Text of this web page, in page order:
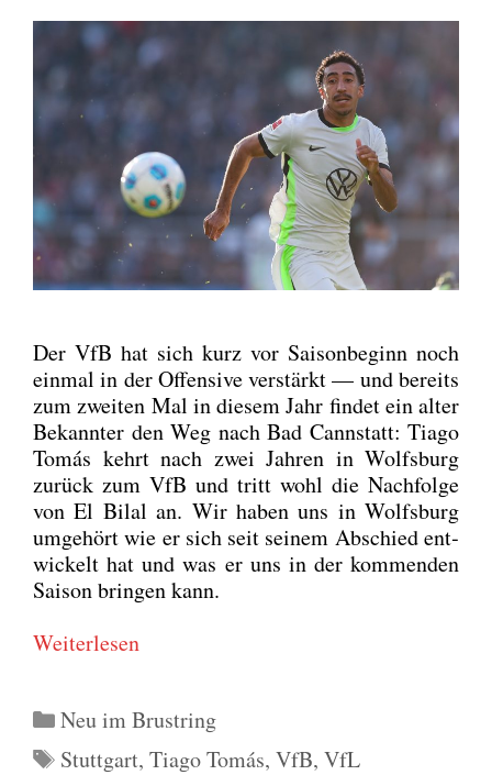
Der VfB hat sich kurz vor Sai­son­be­ginn noch
ein­mal in der Offen­si­ve ver­stärkt — und bereits
zum zwei­ten Mal in die­sem Jahr fin­det ein alter
Bekann­ter den Weg nach Bad Cannstatt: Tia­go
Tomás kehrt nach zwei Jah­ren in Wolfs­burg
zurück zum VfB und tritt wohl die Nach­fol­ge
von El Bil­al an. Wir haben uns in Wolfs­burg
umge­hört wie er sich seit sei­nem Abschied ent­
wi­ckelt hat und was er uns in der kom­men­den
Sai­son brin­gen kann.
Wei­ter­le­sen
Kategorien
Neu im Brustring
Schlagwörter
Stuttgart, Tiago Tomás, VfB, VfL